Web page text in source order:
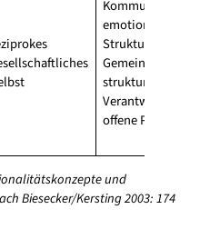
Kommunikative
emotionale
Strukturelle
strukturelle
offene Prozesse
und
Biesecker/Kersting 2003: 174